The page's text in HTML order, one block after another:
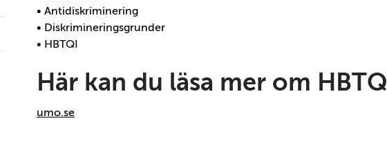
• Antidiskriminering
• Diskrimineringsgrunder
• HBTQI
Här kan du läsa mer om HBTQI
umo.se